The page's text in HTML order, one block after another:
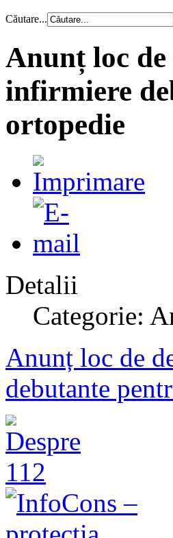
Căutare...
Anunț loc
infirmiere
ortopedie
Detalii
Categorie:
Anunț loc de
debutante